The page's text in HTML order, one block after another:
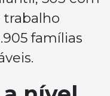
trabalho
famílias